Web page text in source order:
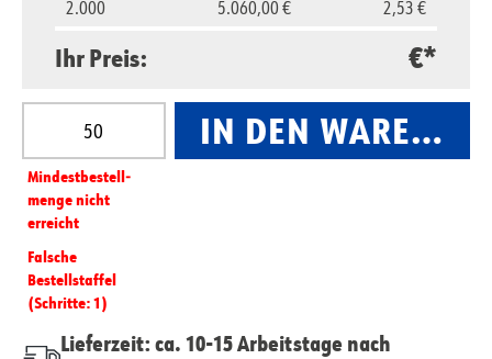
2.000
5.060,00 €
2,53 €
2,35 €
Ihr Preis: €*
Produkt Anzahl: Gib den gewünschten Wert ein
Mindest­­bestell­­
menge nicht
erreicht
Falsche
Bestellstaffel
(Schritte: 1)
IN DEN
Lieferzeit: ca. 10-15 Arbeitstage nach